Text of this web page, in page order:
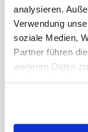
analysieren.
Verwendung
soziale Medien,
Partner führen
weiteren Daten
Cookies, wenn